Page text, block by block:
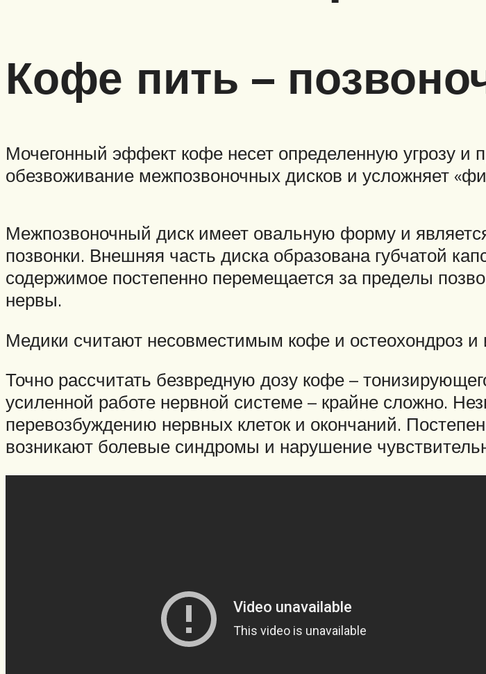
Кофе пить –
Мочегонный эффект кофе несет определенную угрозу и
обезвоживание межпозвоночных дисков и усложняет
Межпозвоночный диск имеет овальную форму и
позвонки. Внешняя часть диска образована губчатой
содержимое постепенно перемещается за пределы
нервы.
Медики считают несовместимым кофе и остеохондроз и
Точно рассчитать безвредную дозу кофе –
усиленной работе нервной системе – крайне сложно.
перевозбуждению нервных клеток и окончаний.
возникают болевые синдромы и нарушение